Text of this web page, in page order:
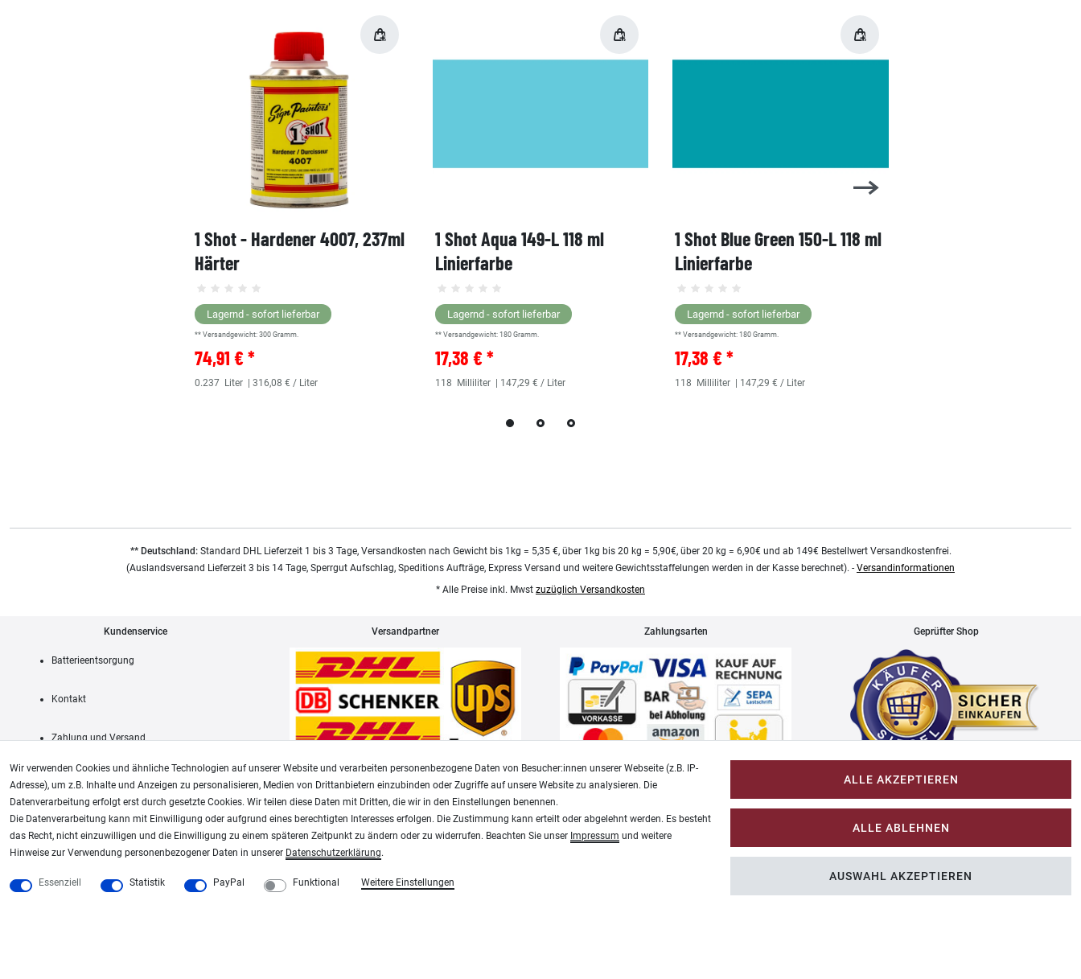
1 Shot - Hardener 4007, 237ml
Härter
Lagernd - sofort lieferbar
** Versandgewicht: 300 Gramm.
74,91 € *
0.237 Liter | 316,08 € / Liter
1 Shot Aqua 149-L 118 ml
Linierfarbe
Lagernd - sofort lieferbar
** Versandgewicht: 180 Gramm.
17,38 € *
118 Milliliter | 147,29 € / Liter
1 Shot Blue Green 150-L 118 ml
Linierfarbe
Lagernd - sofort lieferbar
** Versandgewicht:180 Gramm.
17,38 € *
118 Milliliter | 147,29 € / Liter
** Deutschland:Standard DHL Lieferzeit 1 bis 3 Tage, Versandkosten nach Gewicht bis 1kg = 5,35 €, über 1kg bis 20 kg = 5,90€, über 20 kg = 6,90€ und ab 149€ Bestellwert Versandkostenfrei.
(Auslandsversand Lieferzeit 3 bis 14 Tage, Sperrgut Aufschlag, Speditions Aufträge, Express Versand und weitere Gewichtsstaffelungen werden in der Kasse berechnet). - Versandinformationen
* Alle Preise inkl. Mwst zuzüglich Versandkosten
Kundenservice
Batterieentsorgung
Kontakt
Zahlung und Versand
Versandpartner Zahlungsarten Geprüfter Shop
AGB Widerrufsrecht Impressum
Unsere weiteren Shops:
Schmincke Künstlerfarben das Gesamtsortiment Schneideplotter, Transferpressen, Siebdruck und Plotterfolien
Im-Shop-kaufen.de
Wir verwenden Cookies und ähnliche Technologien auf unserer Website und verarbeiten personenbezogene Daten von Besucher:innen unserer Webseite (z.B. IP-
Adresse), um z.B. Inhalte und Anzeigen zu personalisieren, Medien von Drittanbietern einzubinden oder Zugriffe auf unsere Website zu analysieren. Die
Datenverarbeitung erfolgt erst durch gesetzte Cookies. Wir teilen diese Daten mit Dritten, die wir in den Einstellungen benennen.
Die Datenverarbeitung kann mit Einwilligung oder aufgrund eines berechtigten Interesses erfolgen. Die Zustimmung kann erteilt oder abgelehnt werden. Es besteht
das Recht, nicht einzuwilligen und die Einwilligung zu einem späteren Zeitpunkt zu ändern oder zu widerrufen. Beachten Sie unser Impressum und weitere
Hinweise zur Verwendung personenbezogener Daten in unserer Daten­schutz­erklärung.
Essenziell Statistik PayPal Funktional Weitere Einstellungen
ALLE AKZEPTIEREN
ALLE ABLEHNEN
AUSWAHL AKZEPTIEREN